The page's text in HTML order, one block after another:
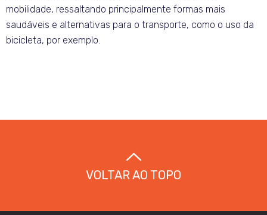
mobilidade, ressaltando principalmente formas mais
saudáveis e alternativas para o transporte, como o uso da
bicicleta, por exemplo.
VOLTAR AO TOPO